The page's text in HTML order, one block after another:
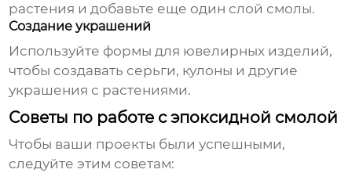
растения и добавьте еще один слой смолы.
Создание украшений
Используйте формы для ювелирных изделий,
чтобы создавать серьги, кулоны и другие
украшения с растениями.
Советы по работе с эпоксидной смолой
Чтобы ваши проекты были успешными,
следуйте этим советам: